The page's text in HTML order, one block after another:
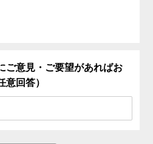
ご意見・ご要望があればお
意回答）